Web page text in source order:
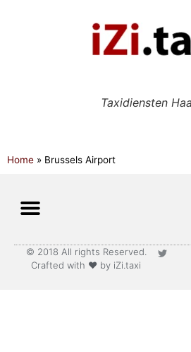
Taxidiensten
Home » Brussels Airport
© 2018 All rights Reserved.
Crafted with ♥ by iZi.taxi